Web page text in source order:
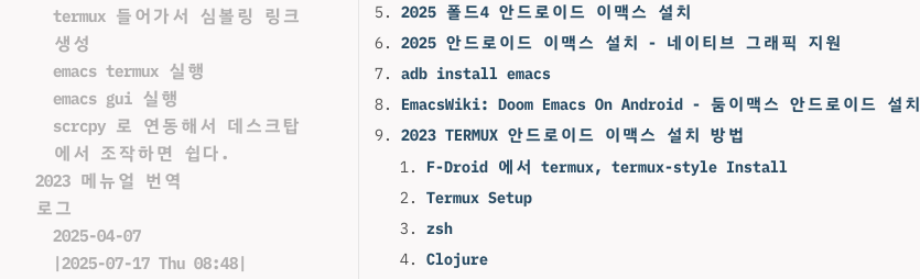
termux 들어가서 심볼링 링크
생성
emacs termux 실행
emacs gui 실행
scrcpy 로 연동해서 데스크탑
에서 조작하면 쉽다.
2023 메뉴얼 번역
로그
2025-04-07
|2025-07-17 Thu 08:48|
2025 폴드4 안드로이드 이맥스 설치
2025 안드로이드 이맥스 설치 - 네이티브 그래픽 지원
adb install emacs
EmacsWiki: Doom Emacs On Android - 둠이맥스 안드로이드 설치
2023 TERMUX 안드로이드 이맥스 설치 방법
F-Droid 에서 termux, termux-style Install
Termux Setup
zsh
Clojure